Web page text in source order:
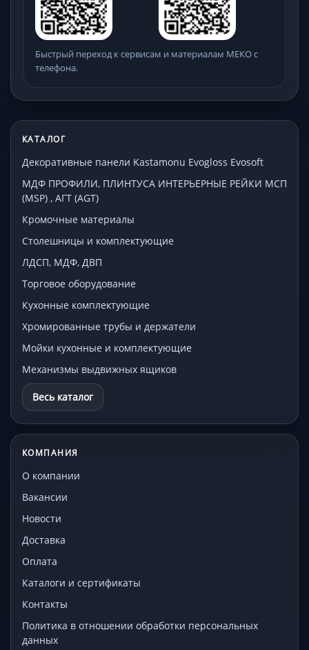
Быстрый переход к сервисам и материалам МЕКО с
телефона.
КАТАЛОГ
Декоративные панели Kastamonu Evogloss Evosoft
МДФ ПРОФИЛИ, ПЛИНТУСА ИНТЕРЬЕРНЫЕ РЕЙКИ МСП
(MSP) , АГТ (AGT)
Кромочные материалы
Столешницы и комплектующие
ЛДСП, МДФ, ДВП
Торговое оборудование
Кухонные комплектующие
Хромированные трубы и держатели
Мойки кухонные и комплектующие
Механизмы выдвижных ящиков
Весь каталог
КОМПАНИЯ
О компании
Вакансии
Новости
Доставка
Оплата
Каталоги и сертификаты
Контакты
Политика в отношении обработки персональных
данных